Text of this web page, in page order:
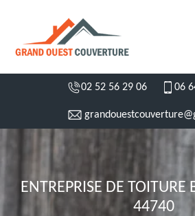
02 52 56 29 06 06
ENTREPRISE DE TOITURE
44740